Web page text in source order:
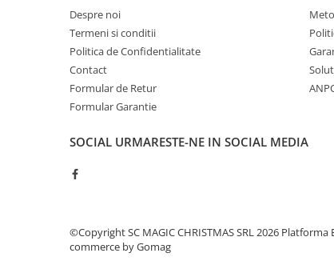
Despre noi
Termeni si conditii
Politica de Confidentialitate
Contact
Formular de Retur
Formular Garantie
SOCIAL URMARESTE-NE IN SOCIAL MEDIA
©Copyright SC MAGIC CHRISTMAS SRL 2026 Platforma
commerce by Gomag